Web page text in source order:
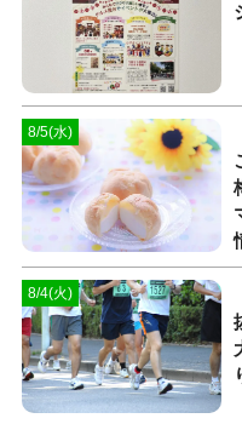
8/5(水)
8/4(火)